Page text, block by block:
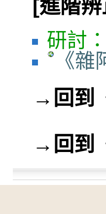
[進階
研討
《
→ 回到
→ 回到